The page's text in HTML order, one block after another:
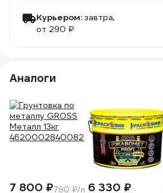
Курьером: завтра,
от 290 ₽
Аналоги
7 800 ₽780 ₽/л 6 330 ₽